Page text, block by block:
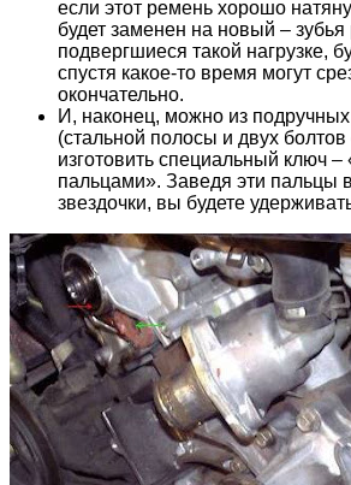
если этот ремень хорошо
будет заменен на новый –
подвергшиеся такой нагрузке,
спустя какое-то время могут
окончательно.
И, наконец, можно из
(стальной полосы и двух болтов
изготовить специальный ключ –
пальцами». Заведя эти пальцы
звездочки, вы будете